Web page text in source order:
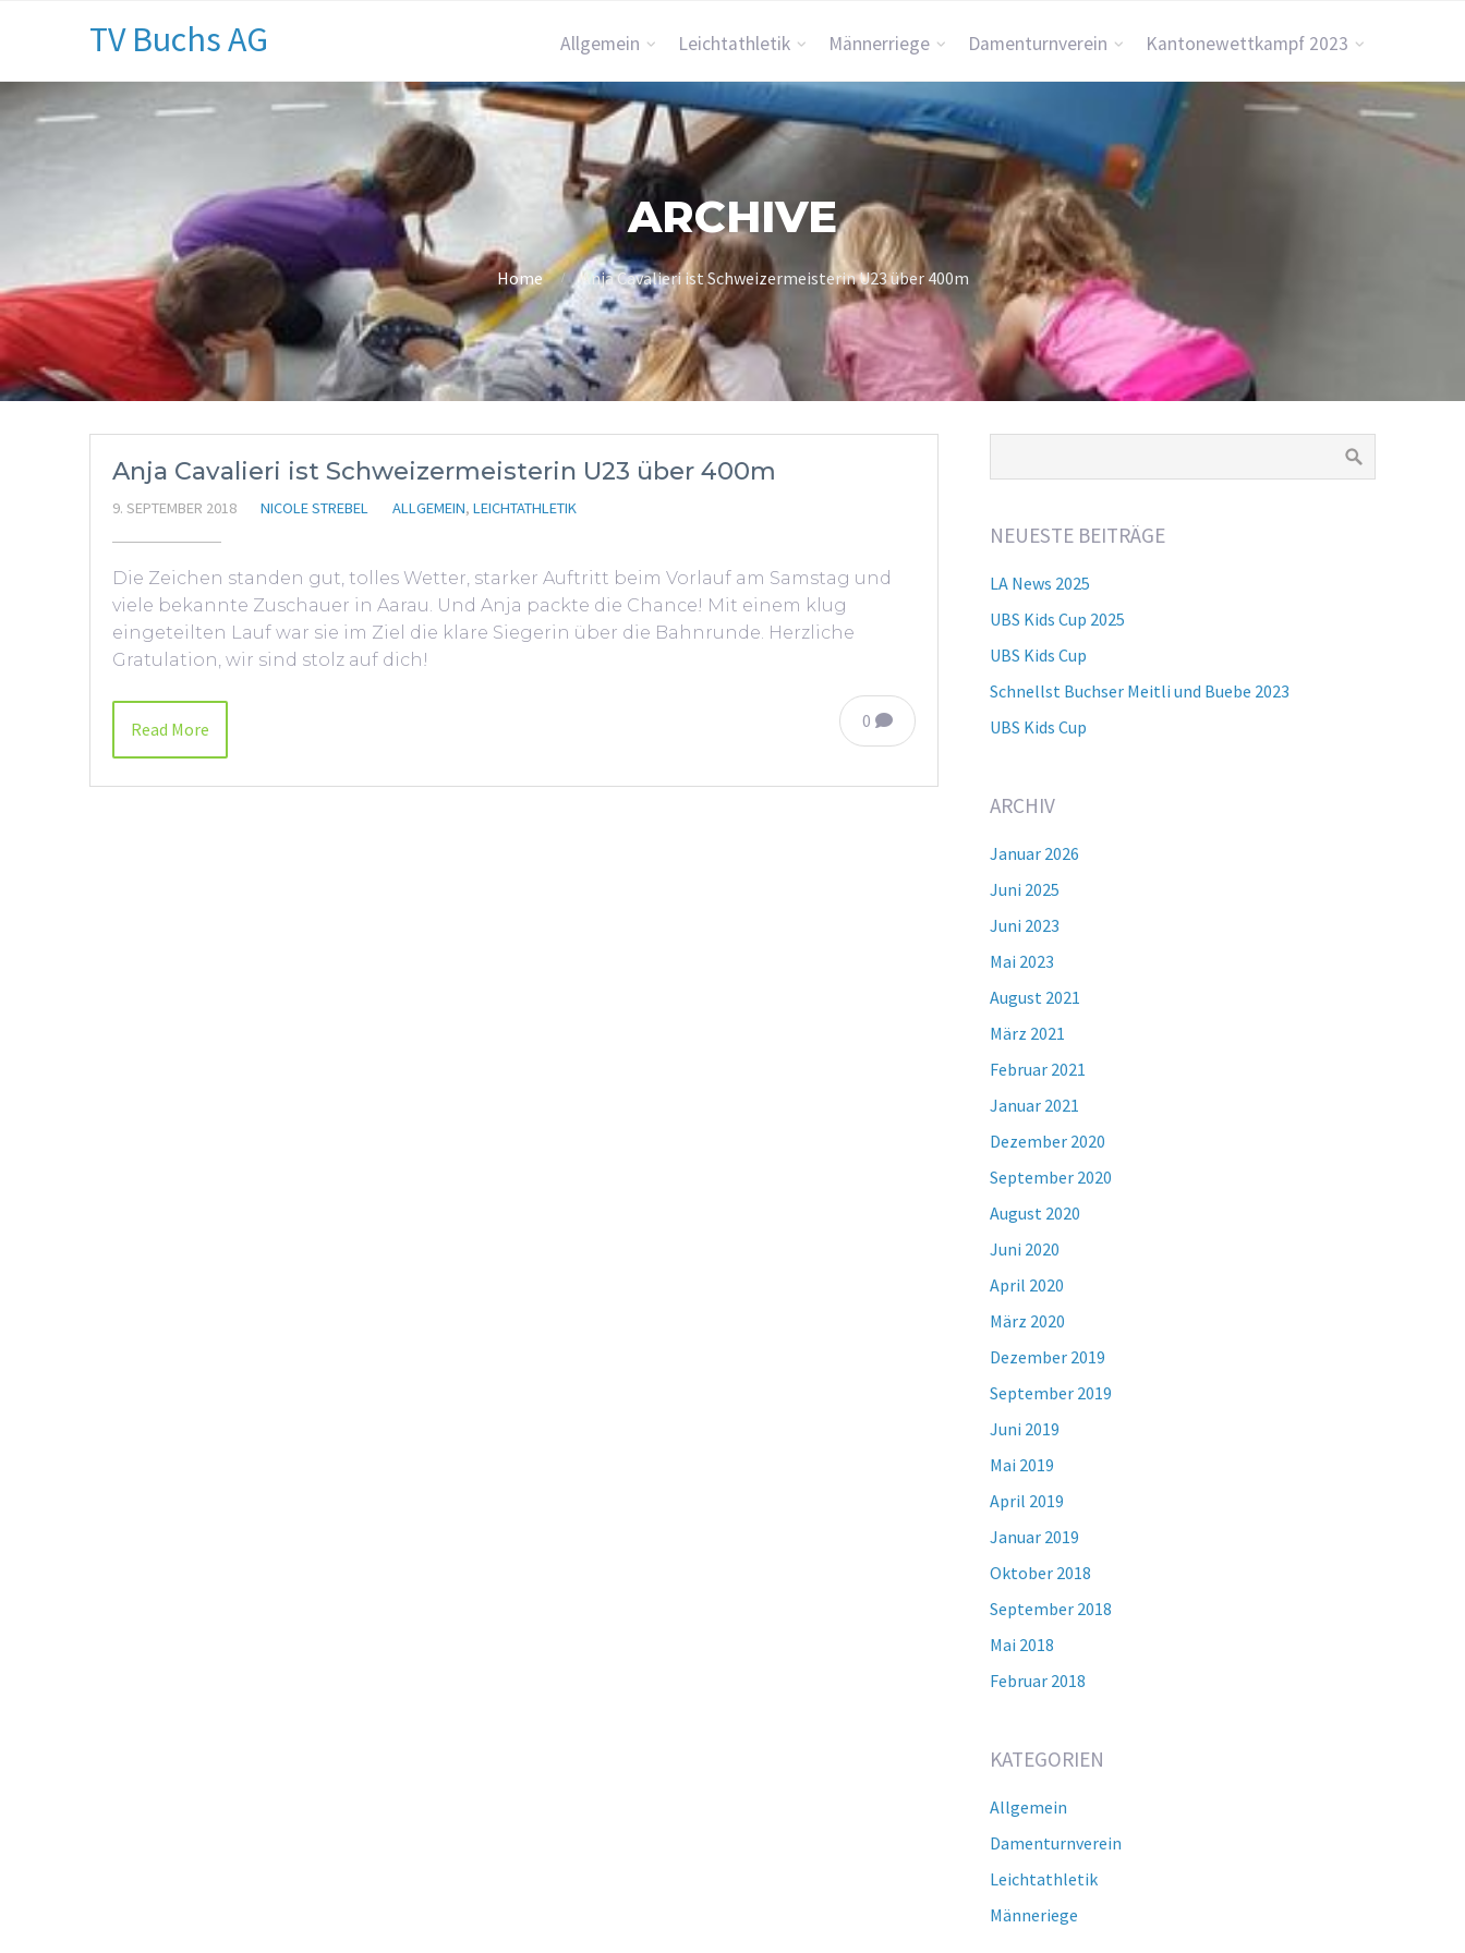
TV Buchs AG Allgemein Leichtathletik Männerriege Damenturnverein Kantonewettkampf 2023
ARCHIVE
Home Anja Cavalieri ist Schweizermeisterin U23 über 400m
Anja Cavalieri ist Schweizermeisterin U23 über 400m
9. SEPTEMBER 2018 NICOLE STREBEL ALLGEMEIN, LEICHTATHLETIK
Die Zeichen standen gut, tolles Wetter, starker Auftritt beim Vorlauf am Samstag und
viele bekannte Zuschauer in Aarau. Und Anja packte die Chance! Mit einem klug
eingeteilten Lauf war sie im Ziel die klare Siegerin über die Bahnrunde. Herzliche
Gratulation, wir sind stolz auf dich!
0
Read More
NEUESTE BEITRÄGE
LA News 2025
UBS Kids Cup 2025
UBS Kids Cup
Schnellst Buchser Meitli und Buebe 2023
UBS Kids Cup
ARCHIV
Januar 2026
Juni 2025
Juni 2023
Mai 2023
August 2021
März 2021
Februar 2021
Januar 2021
Dezember 2020
September 2020
August 2020
Juni 2020
April 2020
März 2020
Dezember 2019
September 2019
Juni 2019
Mai 2019
April 2019
Januar 2019
Oktober 2018
September 2018
Mai 2018
Februar 2018
KATEGORIEN
Allgemein
Damenturnverein
Leichtathletik
Männeriege